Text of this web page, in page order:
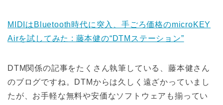
MIDIはBluetooth時代に突入、手ごろ価格のmicroKEY
Airを試してみた : 藤本健の“DTMステーション”
DTM関係の記事をたくさん執筆している、藤本健さん
のブログですね。DTMからは久しく遠ざかっていまし
たが、お手軽な無料や安価なソフトウェアも揃ってい